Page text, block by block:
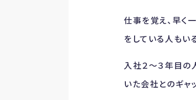
仕事を覚え、早く
をしている人もい
入社２～３年目の
いた会社とのギャ